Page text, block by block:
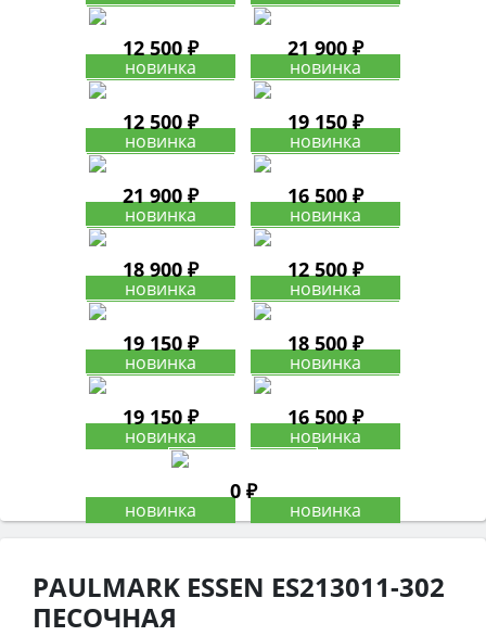
12 500 ₽ 21 900 ₽
12 500 ₽ 19 150 ₽
21 900 ₽ 16 500 ₽
18 900 ₽ 12 500 ₽
19 150 ₽ 18 500 ₽
19 150 ₽ 16 500 ₽
0 ₽
PAULMARK ESSEN ES213011-302
ПЕСОЧНАЯ